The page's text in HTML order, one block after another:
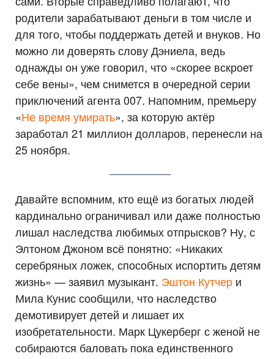
родители зарабатывают деньги в том числе и
для того, чтобы поддержать детей и внуков. Но
можно ли доверять слову Дэниела, ведь
однажды он уже говорил, что «скорее вскроет
себе вены», чем снимется в очередной серии
приключений агента 007. Напомним, премьеру
«Не время умирать», за которую актёр
заработал 21 миллион долларов, перенесли на
25 ноября.
Давайте вспомним, кто ещё из богатых людей
кардинально ограничивал или даже полностью
лишал наследства любимых отпрысков? Ну, с
Элтоном Джоном всё понятно: «Никаких
серебряных ложек, способных испортить детям
жизнь» — заявил музыкант. Эштон Кутчер и
Мила Кунис сообщили, что наследство
демотивирует детей и лишает их
изобретательности. Марк Цукерберг с женой не
собираются баловать пока единственного